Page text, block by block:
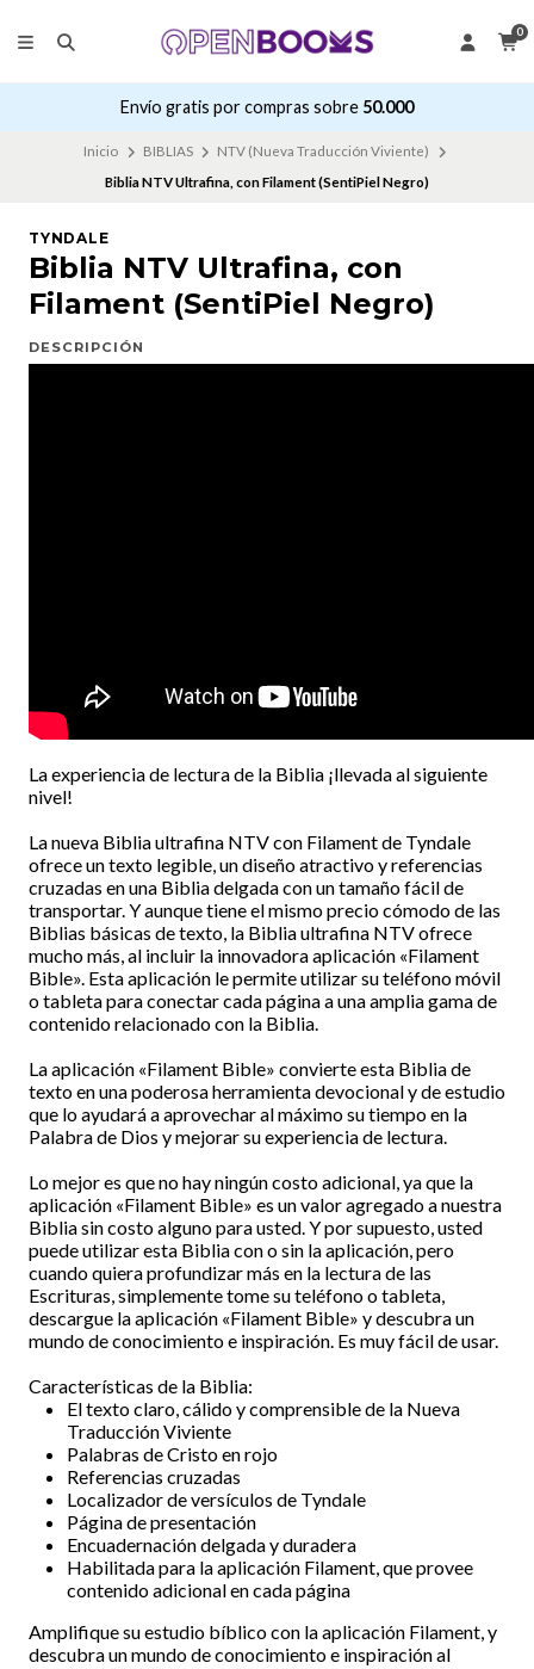
0
Envío gratis por compras sobre 50.000
Inicio BIBLIAS
NTV (Nueva Traducción Viviente)
Biblia NTV Ultrafina, con Filament (SentiPiel Negro)
TYNDALE
Biblia NTV Ultrafina, con
Filament (SentiPiel Negro)
DESCRIPCIÓN
La experiencia de lectura de la Biblia ¡llevada al siguiente
nivel!
La nueva Biblia ultrafina NTV con Filament de Tyndale
ofrece un texto legible, un diseño atractivo y referencias
cruzadas en una Biblia delgada con un tamaño fácil de
transportar. Y aunque tiene el mismo precio cómodo de las
Biblias básicas de texto, la Biblia ultrafina NTV ofrece
mucho más, al incluir la innovadora aplicación «Filament
Bible». Esta aplicación le permite utilizar su teléfono móvil
o tableta para conectar cada página a una amplia gama de
contenido relacionado con la Biblia.
La aplicación «Filament Bible» convierte esta Biblia de
texto en una poderosa herramienta devocional y de estudio
que lo ayudará a aprovechar al máximo su tiempo en la
Palabra de Dios y mejorar su experiencia de lectura.
Lo mejor es que no hay ningún costo adicional, ya que la
aplicación «Filament Bible» es un valor agregado a nuestra
Biblia sin costo alguno para usted. Y por supuesto, usted
puede utilizar esta Biblia con o sin la aplicación, pero
cuando quiera profundizar más en la lectura de las
Escrituras, simplemente tome su teléfono o tableta,
descargue la aplicación «Filament Bible» y descubra un
mundo de conocimiento e inspiración. Es muy fácil de usar.
Características de la Biblia:
El texto claro, cálido y comprensible de la Nueva
Traducción Viviente
Palabras de Cristo en rojo
Referencias cruzadas
Localizador de versículos de Tyndale
Página de presentación
Encuadernación delgada y duradera
Habilitada para la aplicación Filament, que provee
contenido adicional en cada página
Amplifique su estudio bíblico con la aplicación Filament, y
descubra un mundo de conocimiento e inspiración al